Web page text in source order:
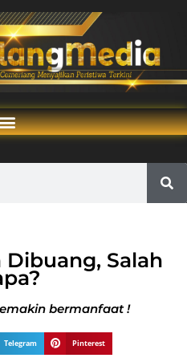
Dibuang, Salah
bermanfaat !
Telegram Pinterest